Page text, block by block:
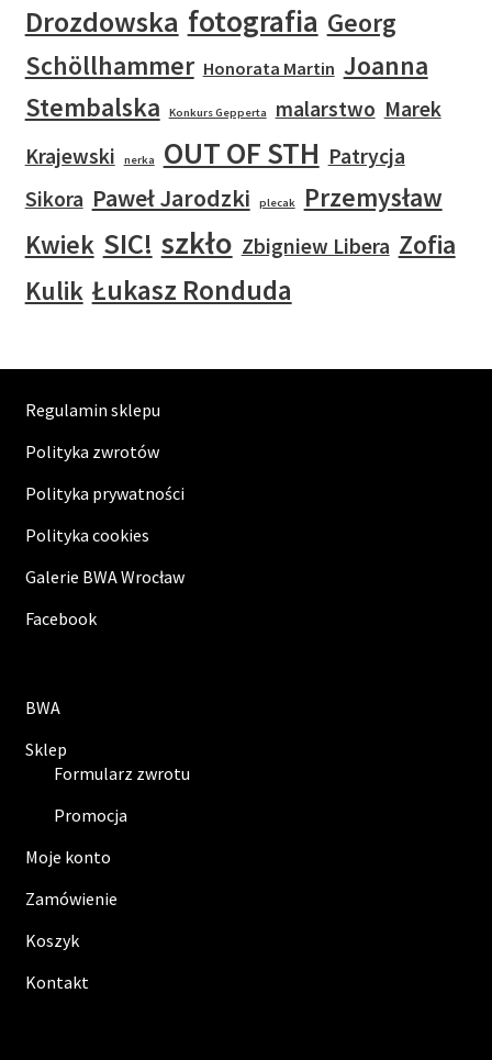
Drozdowska fotografia Georg
Schöllhammer Honorata Martin Joanna
Stembalska
Konkurs Gepperta malarstwo Marek
Krajewski
nerka OUT OF STH Patrycja
Sikora Paweł Jarodzki plecak
Przemysław
Kwiek SIC! szkło Zbigniew Libera Zofia
Kulik Łukasz Ronduda
Regulamin sklepu
Polityka zwrotów
Polityka prywatności
Polityka cookies
Galerie BWA Wrocław
Facebook
BWA
Sklep
Formularz zwrotu
Promocja
Moje konto
Zamówienie
Koszyk
Kontakt